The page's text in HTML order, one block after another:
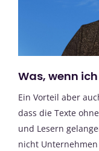
Was, wenn
Ein Vorteil aber
dass die Texte
und Lesern
nicht